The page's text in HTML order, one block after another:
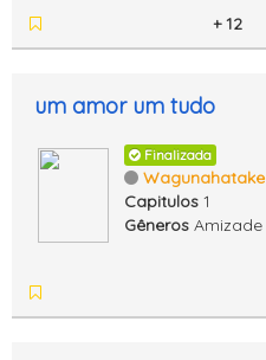
+ 12
um amor um tudo
Finalizada
Wagunahatake
Capitulos 1
Gêneros Amizade